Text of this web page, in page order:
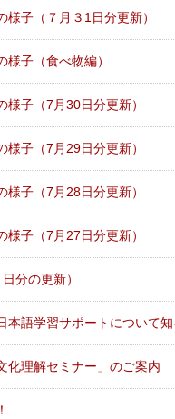
子（７月３1日分更新）
子（食べ物編）
子（7月30日分更新）
子（7月29日分更新）
子（7月28日分更新）
子（7月27日分更新）
分の更新）
本語学習サポートについて
化理解セミナー」のご案内